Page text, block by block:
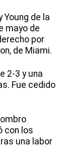
Young de la
mayo de
por
de Miami.
2-3 y una
Fue cedido
con los
una labor